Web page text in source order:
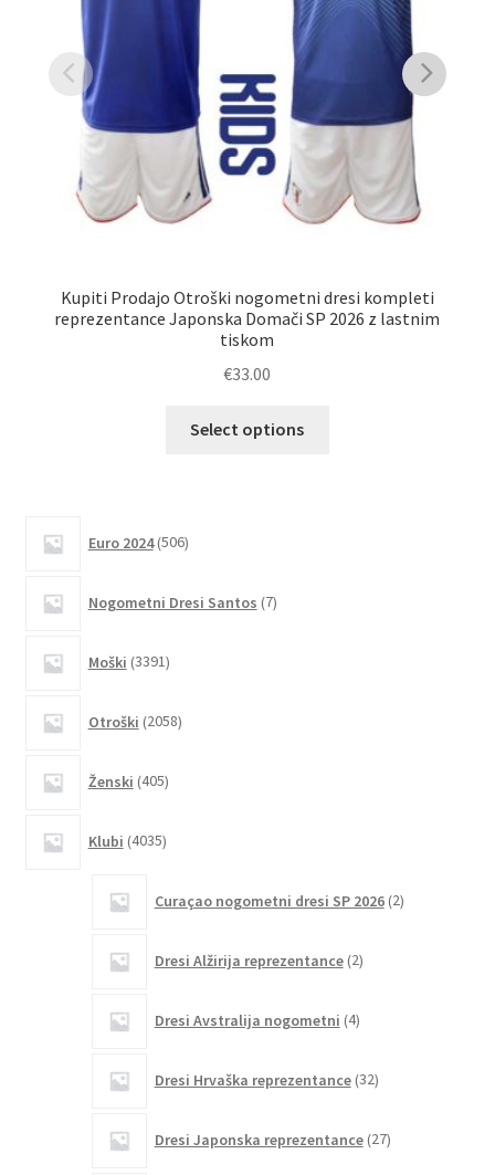
Kupiti Prodajo Otroški nogometni dresi kompleti
reprezentance Japonska Domači SP 2026 z lastnim
tiskom
€33.00
Select options
Euro 2024 506izdelkov
Nogometni Dresi Santos 7izdelkov
Moški 3391izdelkov
Otroški 2058izdelkov
Ženski 405izdelkov
Klubi 4035izdelkov
Curaçao nogometni dresi SP 2026 2izdelka
Dresi Alžirija reprezentance 2izdelka
Dresi Avstralija nogometni 4izdelki
Dresi Hrvaška reprezentance 32izdelkov
Dresi Japonska reprezentance 27izdelkov